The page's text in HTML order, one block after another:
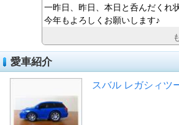
一昨日、昨日、本日と呑んだくれ
今年もよろしくお願いします♪
愛車紹介
スバル レガシィツ